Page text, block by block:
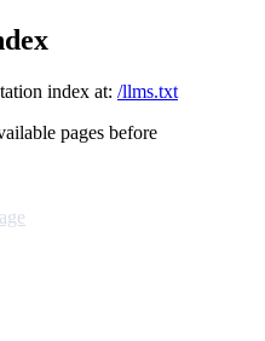
index at: /llms.txt
pages before